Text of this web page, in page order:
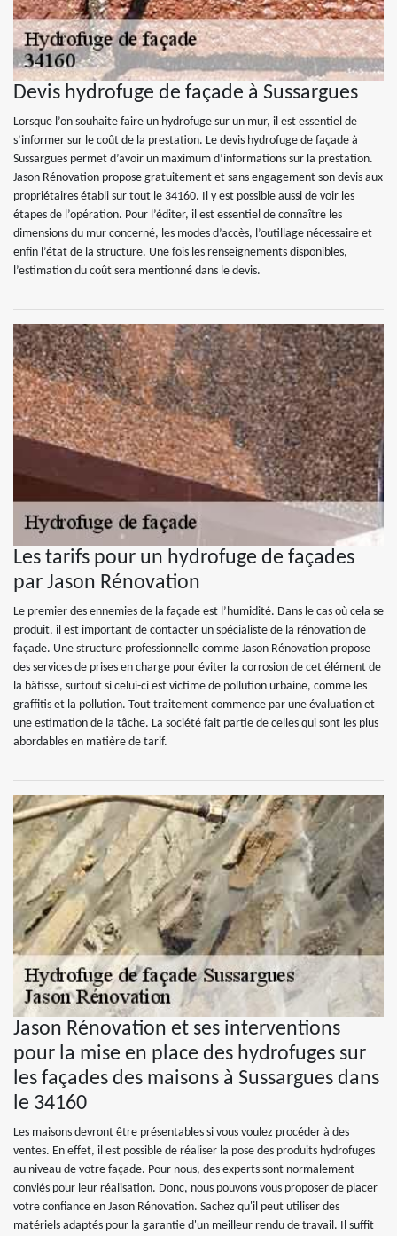
Devis hydrofuge de façade à Sussargues
Lorsque l’on souhaite faire un hydrofuge sur un mur, il est essentiel de
s’informer sur le coût de la prestation. Le devis hydrofuge de façade à
Sussargues permet d’avoir un maximum d’informations sur la prestation.
Jason Rénovation propose gratuitement et sans engagement son devis aux
propriétaires établi sur tout le 34160. Il y est possible aussi de voir les
étapes de l’opération. Pour l’éditer, il est essentiel de connaître les
dimensions du mur concerné, les modes d’accès, l’outillage nécessaire et
enfin l’état de la structure. Une fois les renseignements disponibles,
l’estimation du coût sera mentionné dans le devis.
Les tarifs pour un hydrofuge de façades
par Jason Rénovation
Le premier des ennemies de la façade est l’humidité. Dans le cas où cela se
produit, il est important de contacter un spécialiste de la rénovation de
façade. Une structure professionnelle comme Jason Rénovation propose
des services de prises en charge pour éviter la corrosion de cet élément de
la bâtisse, surtout si celui-ci est victime de pollution urbaine, comme les
graffitis et la pollution. Tout traitement commence par une évaluation et
une estimation de la tâche. La société fait partie de celles qui sont les plus
abordables en matière de tarif.
Jason Rénovation et ses interventions
pour la mise en place des hydrofuges sur
les façades des maisons à Sussargues dans
le 34160
Les maisons devront être présentables si vous voulez procéder à des
ventes. En effet, il est possible de réaliser la pose des produits hydrofuges
au niveau de votre façade. Pour nous, des experts sont normalement
conviés pour leur réalisation. Donc, nous pouvons vous proposer de placer
votre confiance en Jason Rénovation. Sachez qu'il peut utiliser des
matériels adaptés pour la garantie d'un meilleur rendu de travail. Il suffit